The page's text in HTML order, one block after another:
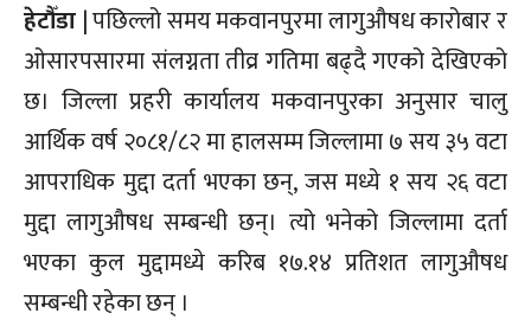
हेटौँडा | पछिल्लो समय मकवानपुरमा लागुऔषध कारोबार र
ओसारपसारमा संलग्नता तीव्र गतिमा बढ्दै गएको देखिएको
छ। जिल्ला प्रहरी कार्यालय मकवानपुरका अनुसार चालु
आर्थिक वर्ष २०८१/८२ मा हालसम्म जिल्लामा ७ सय ३५ वटा
आपराधिक मुद्दा दर्ता भएका छन्, जस मध्ये १ सय २६ वटा
मुद्दा लागुऔषध सम्बन्धी छन्। त्यो भनेको जिल्लामा दर्ता
भएका कुल मुद्दामध्ये करिब १७.१४ प्रतिशत लागुऔषध
सम्बन्धी रहेका छन् ।